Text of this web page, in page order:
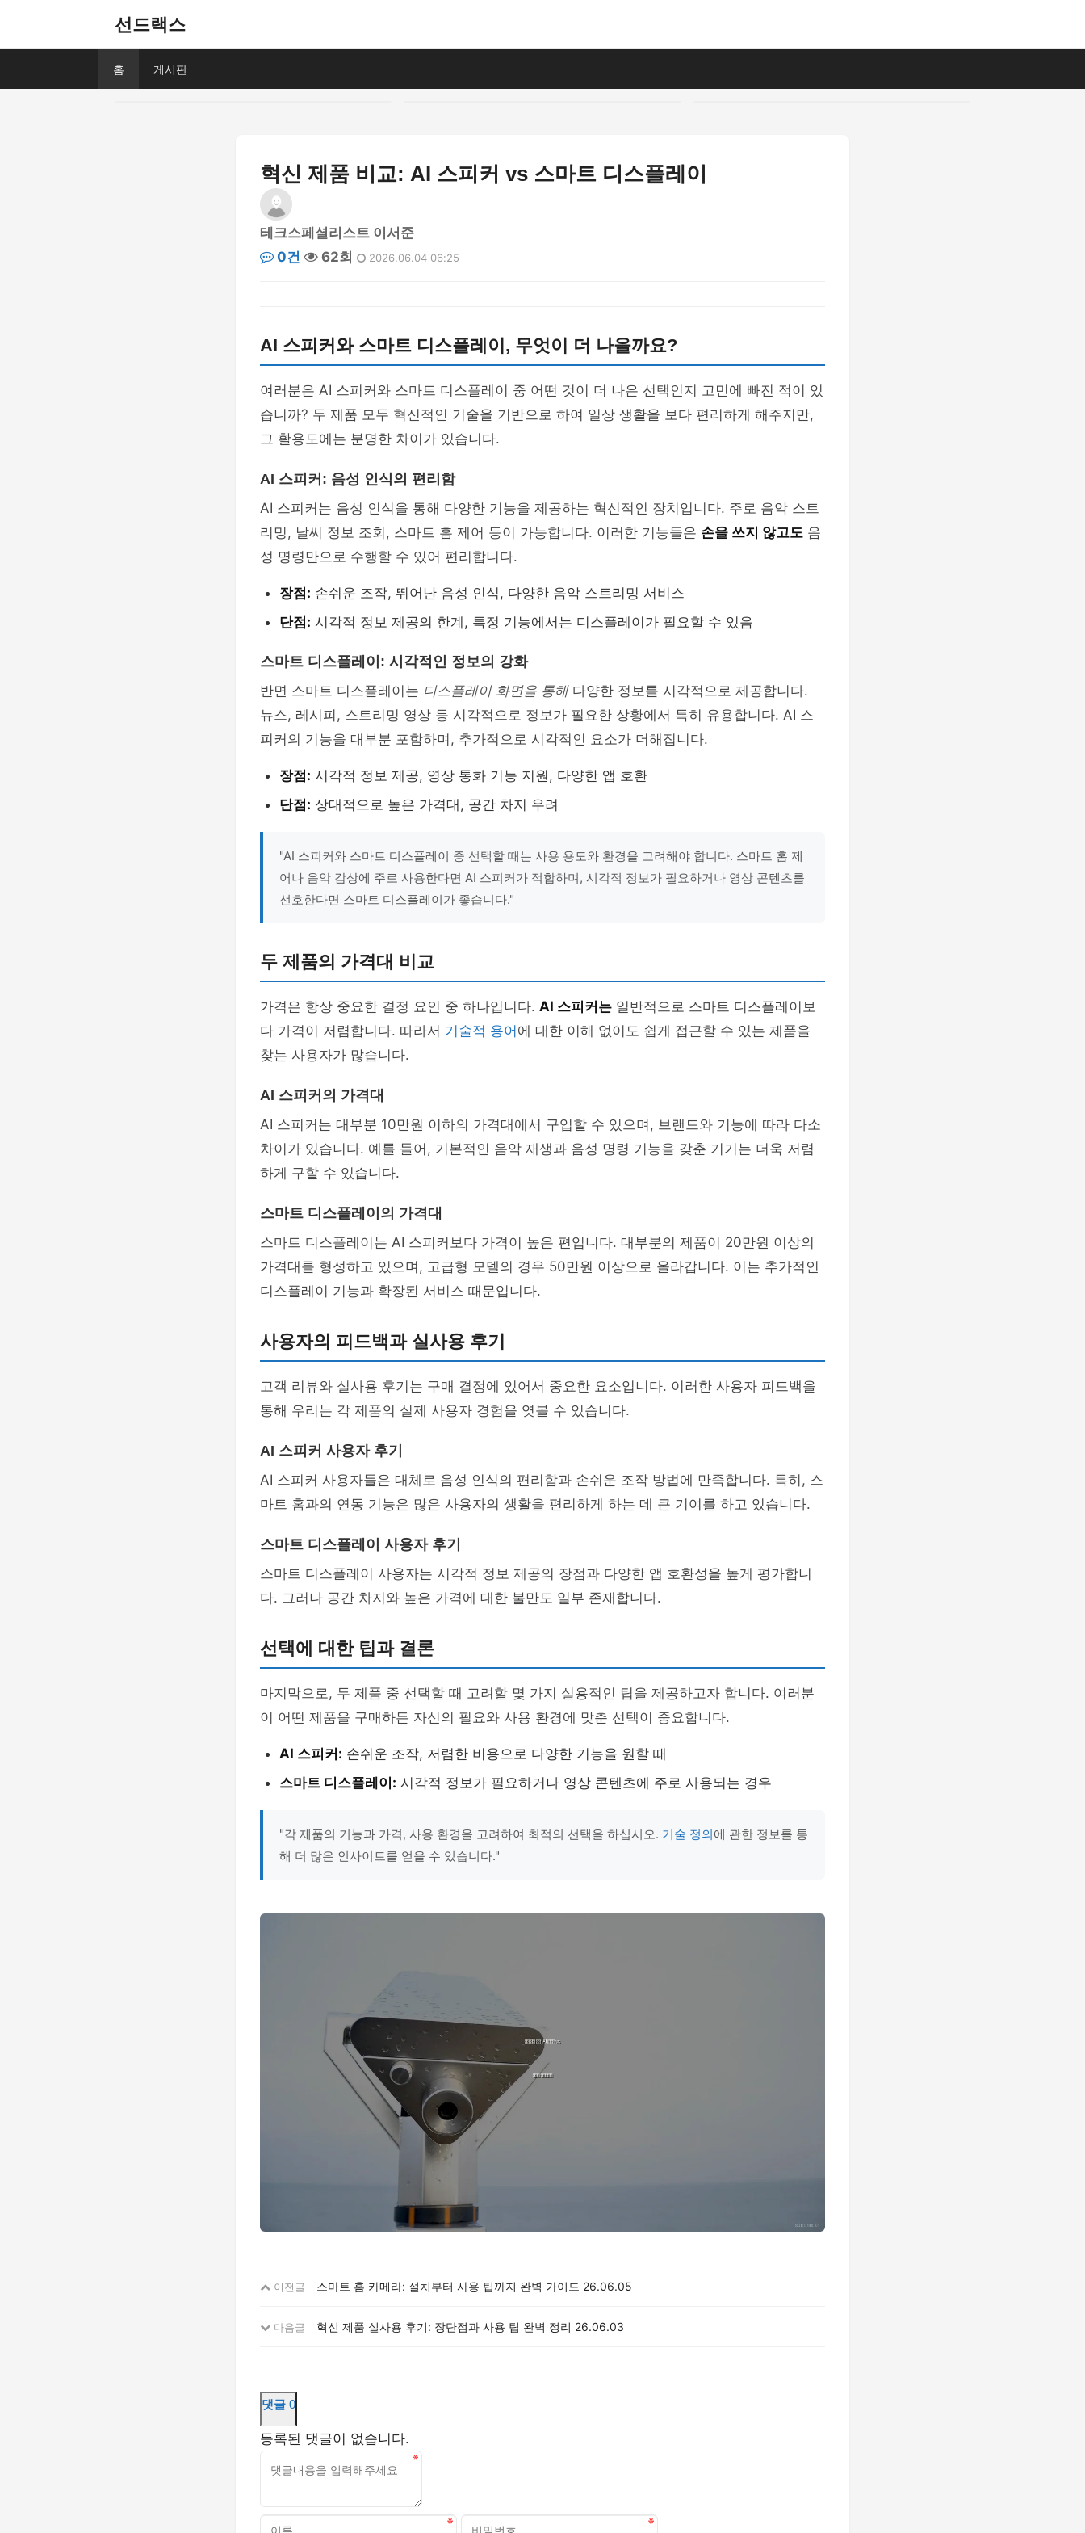
선드랙스
홈 게시판
혁신 제품 비교: AI 스피커 vs 스마트 디스플레이
테크스페셜리스트 이서준
0건
62회 2026.06.04 06:25
AI 스피커와 스마트 디스플레이, 무엇이 더 나을까요?
여러분은 AI 스피커와 스마트 디스플레이 중 어떤 것이 더 나은 선택인지 고민에 빠진 적이 있
습니까? 두 제품 모두 혁신적인 기술을 기반으로 하여 일상 생활을 보다 편리하게 해주지만,
그 활용도에는 분명한 차이가 있습니다.
AI 스피커: 음성 인식의 편리함
AI 스피커는 음성 인식을 통해 다양한 기능을 제공하는 혁신적인 장치입니다. 주로 음악 스트
리밍, 날씨 정보 조회, 스마트 홈 제어 등이 가능합니다. 이러한 기능들은 손을 쓰지 않고도 음
성 명령만으로 수행할 수 있어 편리합니다.
장점: 손쉬운 조작, 뛰어난 음성 인식, 다양한 음악 스트리밍 서비스
단점: 시각적 정보 제공의 한계, 특정 기능에서는 디스플레이가 필요할 수 있음
스마트 디스플레이: 시각적인 정보의 강화
반면 스마트 디스플레이는 디스플레이 화면을 통해다양한 정보를 시각적으로 제공합니다.
뉴스, 레시피, 스트리밍 영상 등 시각적으로 정보가 필요한 상황에서 특히 유용합니다. AI 스
피커의 기능을 대부분 포함하며, 추가적으로 시각적인 요소가 더해집니다.
장점: 시각적 정보 제공, 영상 통화 기능 지원, 다양한 앱 호환
단점: 상대적으로 높은 가격대, 공간 차지 우려
"AI 스피커와 스마트 디스플레이 중 선택할 때는 사용 용도와 환경을 고려해야 합니다. 스마트 홈 제
어나 음악 감상에 주로 사용한다면 AI 스피커가 적합하며, 시각적 정보가 필요하거나 영상 콘텐츠를
선호한다면 스마트 디스플레이가 좋습니다."
두 제품의 가격대 비교
가격은 항상 중요한 결정 요인 중 하나입니다. AI 스피커는 일반적으로 스마트 디스플레이보
다 가격이 저렴합니다. 따라서 기술적 용어 에 대한 이해 없이도 쉽게 접근할 수 있는 제품을
찾는 사용자가 많습니다.
AI 스피커의 가격대
AI 스피커는 대부분 10만원 이하의 가격대에서 구입할 수 있으며, 브랜드와 기능에 따라 다소
차이가 있습니다. 예를 들어, 기본적인 음악 재생과 음성 명령 기능을 갖춘 기기는 더욱 저렴
하게 구할 수 있습니다.
스마트 디스플레이의 가격대
스마트 디스플레이는 AI 스피커보다 가격이 높은 편입니다. 대부분의 제품이 20만원 이상의
가격대를 형성하고 있으며, 고급형 모델의 경우 50만원 이상으로 올라갑니다. 이는 추가적인
디스플레이 기능과 확장된 서비스 때문입니다.
사용자의 피드백과 실사용 후기
고객 리뷰와 실사용 후기는 구매 결정에 있어서 중요한 요소입니다. 이러한 사용자 피드백을
통해 우리는 각 제품의 실제 사용자 경험을 엿볼 수 있습니다.
AI 스피커 사용자 후기
AI 스피커 사용자들은 대체로 음성 인식의 편리함과 손쉬운 조작 방법에 만족합니다. 특히, 스
마트 홈과의 연동 기능은 많은 사용자의 생활을 편리하게 하는 데 큰 기여를 하고 있습니다.
스마트 디스플레이 사용자 후기
스마트 디스플레이 사용자는 시각적 정보 제공의 장점과 다양한 앱 호환성을 높게 평가합니
다. 그러나 공간 차지와 높은 가격에 대한 불만도 일부 존재합니다.
선택에 대한 팁과 결론
마지막으로, 두 제품 중 선택할 때 고려할 몇 가지 실용적인 팁을 제공하고자 합니다. 여러분
이 어떤 제품을 구매하든 자신의 필요와 사용 환경에 맞춘 선택이 중요합니다.
AI 스피커: 손쉬운 조작, 저렴한 비용으로 다양한 기능을 원할 때
스마트 디스플레이: 시각적 정보가 필요하거나 영상 콘텐츠에 주로 사용되는 경우
"각 제품의 기능과 가격, 사용 환경을 고려하여 최적의 선택을 하십시오. 기술 정의에 관한 정보를 통
해 더 많은 인사이트를 얻을 수 있습니다."
이전글 스마트 홈 카메라: 설치부터 사용 팁까지 완벽 가이드 26.06.05
다음글 혁신 제품 실사용 후기: 장단점과 사용 팁 완벽 정리 26.06.03
댓글 0
등록된 댓글이 없습니다.